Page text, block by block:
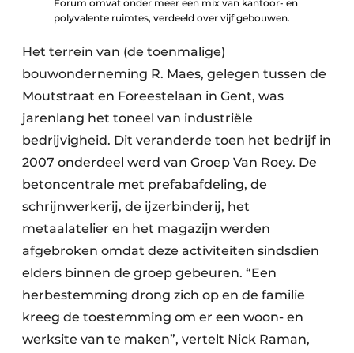
Forum omvat onder meer een mix van kantoor- en
polyvalente ruimtes, verdeeld over vijf gebouwen.
Het terrein van (de toenmalige)
bouwonderneming R. Maes, gelegen tussen de
Moutstraat en Foreestelaan in Gent, was
jarenlang het toneel van industriële
bedrijvigheid. Dit veranderde toen het bedrijf in
2007 onderdeel werd van Groep Van Roey. De
betoncentrale met prefabafdeling, de
schrijnwerkerij, de ijzerbinderij, het
metaalatelier en het magazijn werden
afgebroken omdat deze activiteiten sindsdien
elders binnen de groep gebeuren. “Een
herbestemming drong zich op en de familie
kreeg de toestemming om er een woon- en
werksite van te maken”, vertelt Nick Raman,